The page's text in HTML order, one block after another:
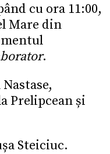
cu ora 11:00,
Mare din
.
Prelipcean și
Steiciuc.